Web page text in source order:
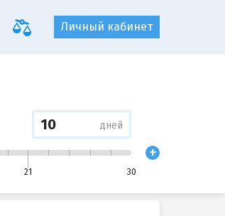
дней
21 30
+
Личный кабинет